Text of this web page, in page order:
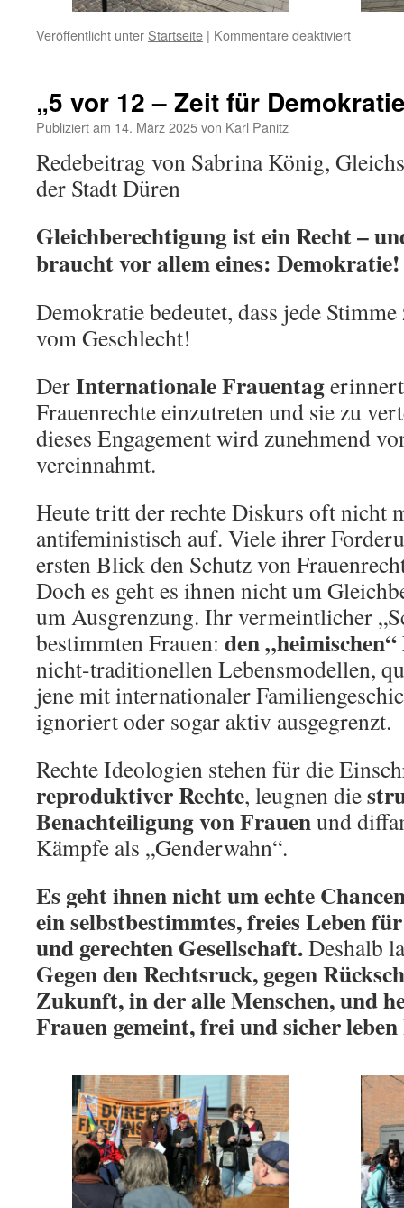
Veröffentlicht unter Startseite | Kommentare deaktiviertfür
–
„5 vor 12 – Zeit für
Publiziert am 14. März 2025von Karl Panitz
Redebeitrag von Sabrina König,
der Stadt Düren
Gleichberechtigung ist ein Recht –
braucht vor allem eines: Demokratie!
Demokratie bedeutet, dass jede
vom Geschlecht!
DerInternationale Frauentag
Frauenrechte einzutreten und sie zu
dieses Engagement wird zunehmend
vereinnahmt.
Heute tritt der rechte Diskurs oft nicht
antifeministisch auf. Viele ihrer
ersten Blick den Schutz von
Doch es geht es ihnen nicht um
um Ausgrenzung. Ihr vermeintlicher
bestimmten Frauen: den
nicht-traditionellen Lebensmodellen,
jene mit internationaler
ignoriert oder sogar aktiv ausgegrenzt.
Rechte Ideologien stehen für die
reproduktiver Rechte, leugnen die
Benachteiligung von Frauenund
Kämpfe als „Genderwahn“.
Es geht ihnen nicht um echte
ein selbstbestimmtes, freies Leben
und gerechten Gesellschaft.Deshalb
Gegen den Rechtsruck, gegen
Zukunft, in der alle Menschen, und
Frauen gemeint, frei und sicher